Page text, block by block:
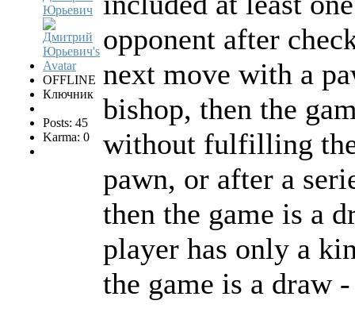
Юрьевич
OFFLINE
Ключник
Posts: 45
Karma: 0
opponent after
next move with a
bishop, then the
without fulfilling
pawn, or after a
then the game is a
player has only a
the game is a draw